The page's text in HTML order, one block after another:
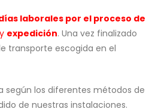
laborales por el proceso de
y expedición. Una vez finalizado
transporte escogida en el
según los diferentes métodos de
de nuestras instalaciones.